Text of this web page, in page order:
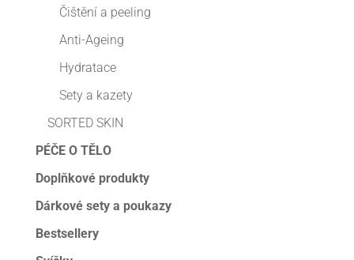
Čištění a peeling
Anti-Ageing
Hydratace
Sety a kazety
SORTED SKIN
PÉČE O TĚLO
Doplňkové produkty
Dárkové sety a poukazy
Bestsellery